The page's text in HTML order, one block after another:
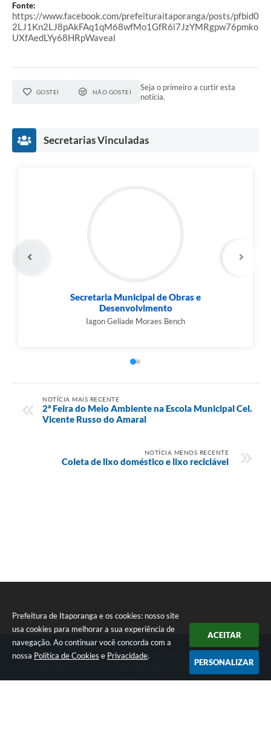
Prefeitura de Itaporanga e os cookies: nosso site
usa cookies para melhorar a sua experiência de
navegação. Ao continuar você concorda com a
nossa Política de Cookies e Privacidade.
ACEITAR
PERSONALIZAR
Fonte:
https://www.facebook.com/prefeituraitaporanga/posts/pfbid0
2LJ1Kn2LJ8pAkFAq1qM68wfMo1GfR6i7JzYMRgpw76pmko
UXfAedLYy68HRpWaveal
GOSTEI NÃO GOSTEI
Seja o primeiro a curtir esta
notícia.
Secretarias Vinculadas
Secretaria Municipal de Obras e
Desenvolvimento
Iagon Geliade Moraes Bench
NOTÍCIA MAIS RECENTE
2ª Feira do Meio Ambiente na Escola Municipal Cel.
Vicente Russo do Amaral
NOTÍCIA MENOS RECENTE
Coleta de lixo doméstico e lixo reciclável
Telefone: (15) 3565-1397
Endereço: Rua: Pedro Alcântara de Moraes, 1060 - Centro | CEP:
18480-063